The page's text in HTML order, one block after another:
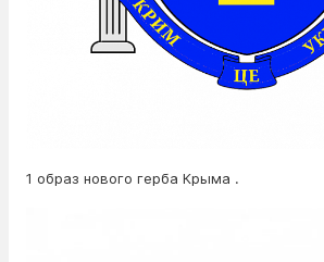
1 образ нового герба Крыма .